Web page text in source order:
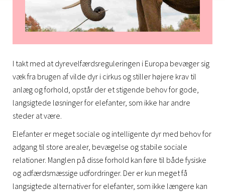
I takt med at dyrevelfærdsreguleringen i Europa bevæger sig
væk fra brugen af vilde dyr i cirkus og stiller højere krav til
anlæg og forhold, opstår der et stigende behov for gode,
langsigtede løsninger for elefanter, som ikke har andre
steder at være.
Elefanter er meget sociale og intelligente dyr med behov for
adgang til store arealer, bevægelse og stabile sociale
relationer. Manglen på disse forhold kan føre til både fysiske
og adfærdsmæssige udfordringer. Der er kun meget få
langsigtede alternativer for elefanter, som ikke længere kan